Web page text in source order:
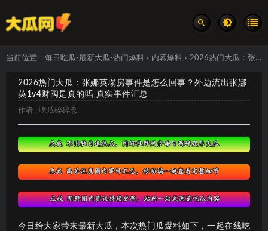
当前位置： 每日吃瓜-最新大瓜-热门爆料 > 内幕爆料 > 2026热门大瓜：张娜英塌房事件是怎么回事？外边流出张娜英1v4财阀是真的吗 真实事件汇总
2026热门大瓜：张娜英塌房事件是怎么回事？外边流出张娜
英1v4财阀是真的吗 真实事件汇总
作者 : 吃瓜碎碎念
今日给大家带来最新大瓜，本次热门瓜爆料如下，一起在线吃